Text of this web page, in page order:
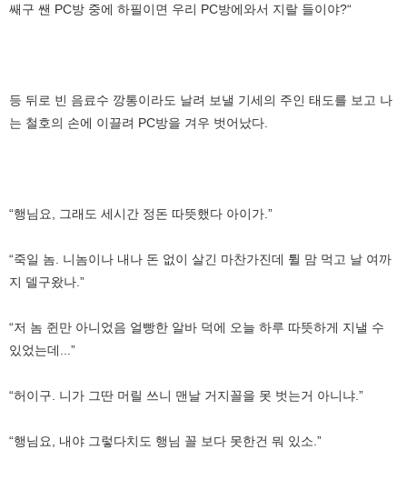
쌔구 쌘 PC방 중에 하필이면 우리 PC방에와서 지랄 들이야?“
등 뒤로 빈 음료수 깡통이라도 날려 보낼 기세의 주인 태도를 보고 나
는 철호의 손에 이끌려 PC방을 겨우 벗어났다.
“행님요, 그래도 세시간 정돈 따뜻했다 아이가.”
“죽일 놈. 니놈이나 내나 돈 없이 살긴 마찬가진데 튈 맘 먹고 날 여까
지 델구왔나.”
“저 놈 쥔만 아니었음 얼빵한 알바 덕에 오늘 하루 따뜻하게 지낼 수
있었는데...”
“허이구. 니가 그딴 머릴 쓰니 맨날 거지꼴을 못 벗는거 아니냐.”
“행님요, 내야 그렇다치도 행님 꼴 보다 못한건 뭐 있소.”